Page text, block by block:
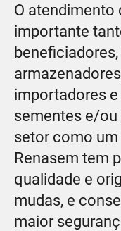
O atendimento
importante
importadores
sementes e/ou
setor como
Renasem tem
qualidade e
mudas, e
maior